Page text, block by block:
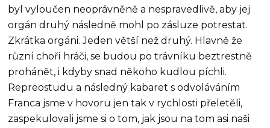
byl vyloučen neoprávněně a nespravedlivě, aby jej
orgán druhý následně mohl po zásluze potrestat.
Zkrátka orgáni. Jeden větší než druhý. Hlavně že
různí choří hráči, se budou po trávníku beztrestně
prohánět, i kdyby snad někoho kudlou píchli.
Repreostudu a následný kabaret s odvoláváním
Franca jsme v hovoru jen tak v rychlosti přeletěli,
zaspekulovali jsme si o tom, jak jsou na tom asi naši